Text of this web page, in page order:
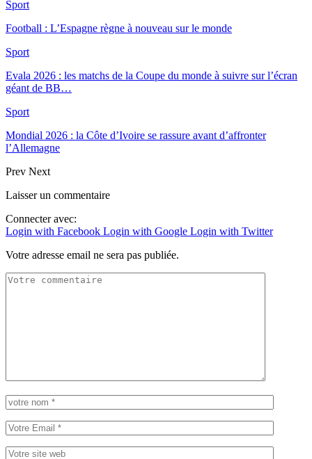
Sport
Football : L’Espagne règne à nouveau sur le monde
Sport
Evala 2026 : les matchs de la Coupe du monde à suivre sur l’écran
géant de BB…
Sport
Mondial 2026 : la Côte d’Ivoire se rassure avant d’affronter
l’Allemagne
Prev Next
Laisser un commentaire
Connecter avec:
Login with Facebook Login with Google Login with Twitter
Votre adresse email ne sera pas publiée.